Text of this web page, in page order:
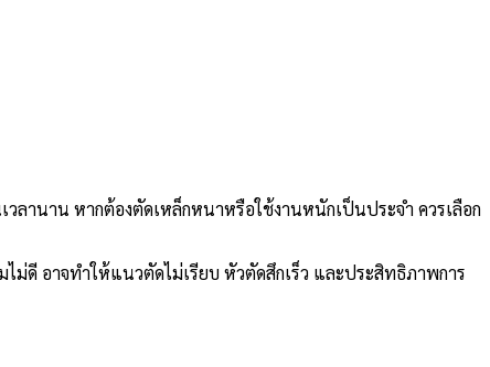
ลานาน หากต้องตัดเหล็กหนาหรือใช้งานหนักเป็นประจำ ควรเลือก
ม่ดี อาจทำให้แนวตัดไม่เรียบ หัวตัดสึกเร็ว และประสิทธิภาพการ